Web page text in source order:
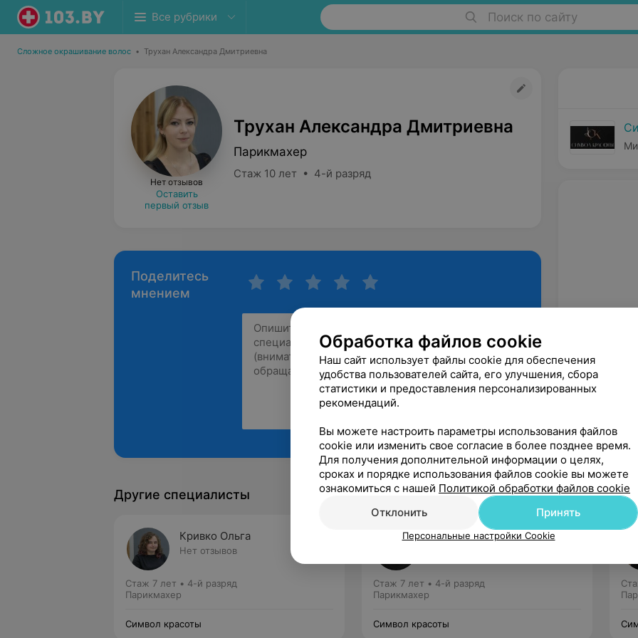
Все рубрики Поиск по сайту
Сложное окрашивание волос • Трухан Александра Дмитриевна
Нет отзывов
Оставить
первый отзыв
Трухан Александра Дмитриевна
Парикмахер
Стаж 10 лет • 4-й разряд
Поделитесь
мнением
Другие специалисты
Кривко Ольга
Нет отзывов
Стаж 7 лет • 4-й разряд
Парикмахер
Символ красоты
Клочко Полина
Стаж 7 лет • 4-й разряд
Парикмахер
Символ красоты
Обработка файлов cookie
Наш сайт использует файлы cookie для обеспечения
удобства пользователей сайта, его улучшения, сбора
статистики и предоставления персонализированных
рекомендаций.
Вы можете настроить параметры использования файлов
cookie или изменить свое согласие в более позднее время.
Для получения дополнительной информации о целях,
сроках и порядке использования файлов cookie вы можете
ознакомиться с нашей Политикой обработки файлов cookie
Отклонить
Принять
Персональные настройки Cookie